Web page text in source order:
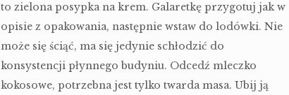
to zielona posypka na krem. Galaretkę przygotuj jak w
opisie z opakowania, następnie wstaw do lodówki. Nie
może się ściąć, ma się jedynie schłodzić do
konsystencji płynnego budyniu. Odcedź mleczko
kokosowe, potrzebna jest tylko twarda masa. Ubij ją